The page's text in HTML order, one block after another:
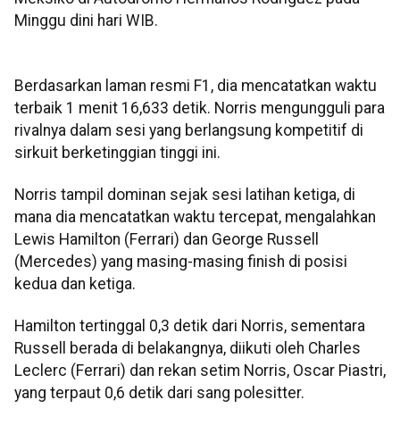
Minggu dini hari WIB.
Berdasarkan laman resmi F1, dia mencatatkan waktu
terbaik 1 menit 16,633 detik. Norris mengungguli para
rivalnya dalam sesi yang berlangsung kompetitif di
sirkuit berketinggian tinggi ini.
Norris tampil dominan sejak sesi latihan ketiga, di
mana dia mencatatkan waktu tercepat, mengalahkan
Lewis Hamilton (Ferrari) dan George Russell
(Mercedes) yang masing-masing finish di posisi
kedua dan ketiga.
Hamilton tertinggal 0,3 detik dari Norris, sementara
Russell berada di belakangnya, diikuti oleh Charles
Leclerc (Ferrari) dan rekan setim Norris, Oscar Piastri,
yang terpaut 0,6 detik dari sang polesitter.